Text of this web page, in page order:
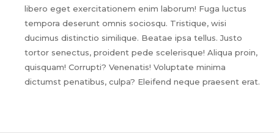
libero eget exercitationem enim laborum! Fuga luctus
tempora deserunt omnis sociosqu. Tristique, wisi
ducimus distinctio similique. Beatae ipsa tellus. Justo
tortor senectus, proident pede scelerisque! Aliqua proin,
quisquam! Corrupti? Venenatis! Voluptate minima
dictumst penatibus, culpa? Eleifend neque praesent erat.